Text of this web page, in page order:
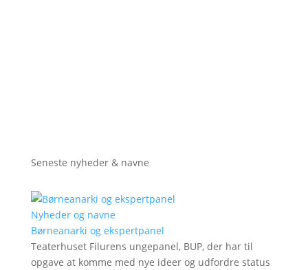
Seneste nyheder & navne
Nyheder og navne
Børneanarki og ekspertpanel
Teaterhuset Filurens ungepanel, BUP, der har til
opgave at komme med nye ideer og udfordre status